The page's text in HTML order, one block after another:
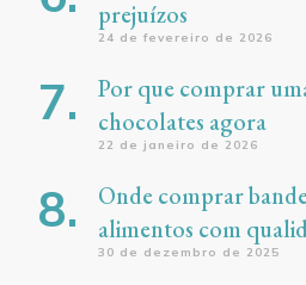
prejuízos
24 de fevereiro de 2026
Por que comprar
chocolates agora
22 de janeiro de 2026
Onde comprar
alimentos com
30 de dezembro de 2025